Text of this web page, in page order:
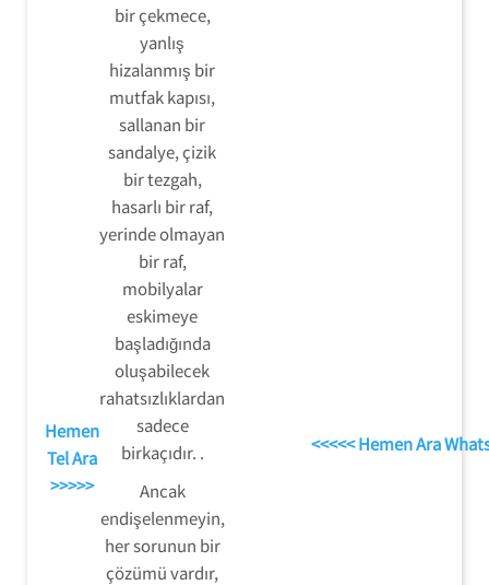
Hemen
Tel Ara
>>>>>
bir çekmece,
yanlış
hizalanmış bir
mutfak kapısı,
sallanan bir
sandalye, çizik
bir tezgah,
hasarlı bir raf,
yerinde olmayan
bir raf,
mobilyalar
eskimeye
başladığında
oluşabilecek
rahatsızlıklardan
sadece
birkaçıdır. .
Ancak
endişelenmeyin,
her sorunun bir
çözümü vardır,
<<<<< Hemen Ara